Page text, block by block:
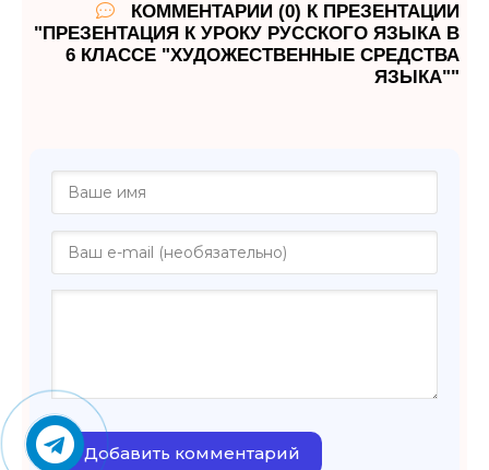
КОММЕНТАРИИ (0) К ПРЕЗЕНТАЦИИ
"ПРЕЗЕНТАЦИЯ К УРОКУ РУССКОГО ЯЗЫКА В
6 КЛАССЕ "ХУДОЖЕСТВЕННЫЕ СРЕДСТВА
ЯЗЫКА""
Добавить комментарий